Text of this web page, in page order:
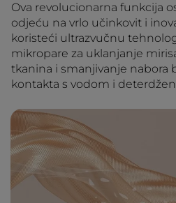
Ova revolucionarna funkcija
odjeću na vrlo učinkovit i
koristeći ultrazvučnu
mikropare za uklanjanje
tkanina i smanjivanje nabora
kontakta s vodom i